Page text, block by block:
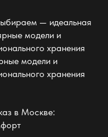
— идеальная
модели и
хранения
модели и
хранения
в Москве: